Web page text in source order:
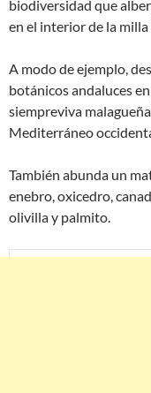
biodiversidad que
en el interior de la milla
A modo de ejemplo,
botánicos andaluces
siempreviva
Mediterráneo
También abunda un
enebro, oxicedro,
olivilla y palmito.